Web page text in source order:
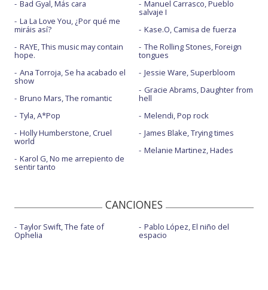
Bad Gyal, Más cara
La La Love You, ¿Por qué me
miráis así?
RAYE, This music may contain
hope.
Ana Torroja, Se ha acabado el
show
Bruno Mars, The romantic
Tyla, A*Pop
Holly Humberstone, Cruel
world
Karol G, No me arrepiento de
sentir tanto
Manuel Carrasco, Pueblo
salvaje I
Kase.O, Camisa de fuerza
The Rolling Stones, Foreign
tongues
Jessie Ware, Superbloom
Gracie Abrams, Daughter from
hell
Melendi, Pop rock
James Blake, Trying times
Melanie Martinez, Hades
CANCIONES
Taylor Swift, The fate of
Ophelia
Pablo López, El niño del
espacio